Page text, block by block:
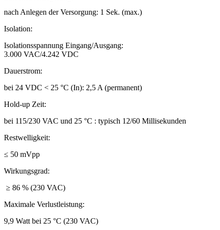
nach Anlegen der Versorgung: 1 Sek. (max.)
Isolation:
Isolationsspannung Eingang/Ausgang:
3.000 VAC/4.242 VDC
Dauerstrom:
bei 24 VDC < 25 °C (In): 2,5 A (permanent)
Hold-up Zeit:
bei 115/230 VAC und 25 °C : typisch 12/60 Millisekunden
Restwelligkeit:
≤ 50 mVpp
Wirkungsgrad:
≥ 86 % (230 VAC)
Maximale Verlustleistung:
9,9 Watt bei 25 °C (230 VAC)